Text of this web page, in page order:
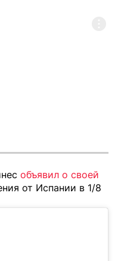
объявил о своей
от Испании в 1/8